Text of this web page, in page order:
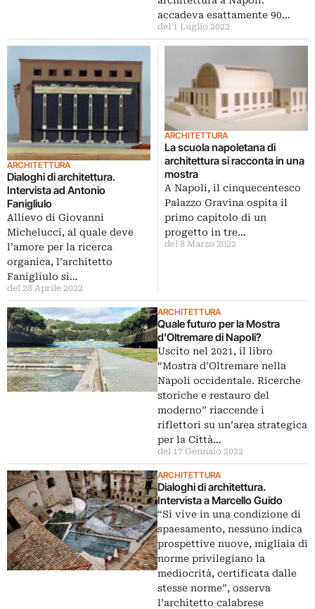
accadeva esattamente 90…
del 1 Luglio 2022
ARCHITETTURA
Dialoghi di architettura.
Intervista ad Antonio
Fanigliulo
Allievo di Giovanni
Michelucci, al quale deve
l’amore per la ricerca
organica, l’architetto
Fanigliulo si…
del 28 Aprile 2022
ARCHITETTURA
La scuola napoletana di
architettura si racconta in una
mostra
A Napoli, il cinquecentesco
Palazzo Gravina ospita il
primo capitolo di un
progetto in tre…
del 8 Marzo 2022
ARCHITETTURA
Quale futuro per la Mostra
d’Oltremare di Napoli?
Uscito nel 2021, il libro
“Mostra d’Oltremare nella
Napoli occidentale. Ricerche
storiche e restauro del
moderno” riaccende i
riflettori su un’area strategica
per la Città…
del 17 Gennaio 2022
ARCHITETTURA
Dialoghi di architettura.
Intervista a Marcello Guido
“Si vive in una condizione di
spaesamento, nessuno indica
prospettive nuove, migliaia di
norme privilegiano la
mediocrità, certificata dalle
stesse norme”, osserva
l’architetto calabrese